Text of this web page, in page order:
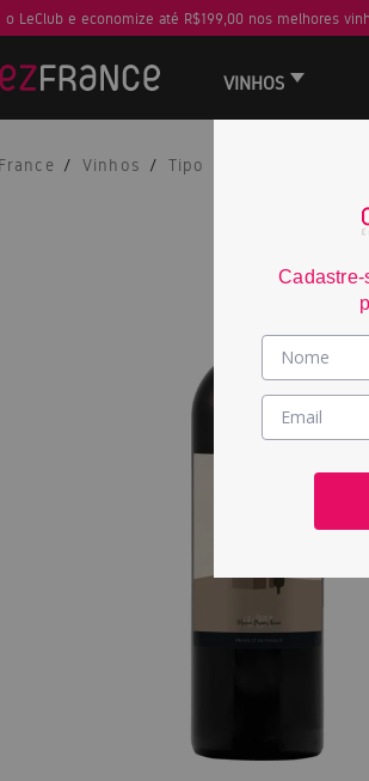
o LeClub e economize até R$199,00 nos melhores
VINHOS
Vinhos Tipo
Cadastre-